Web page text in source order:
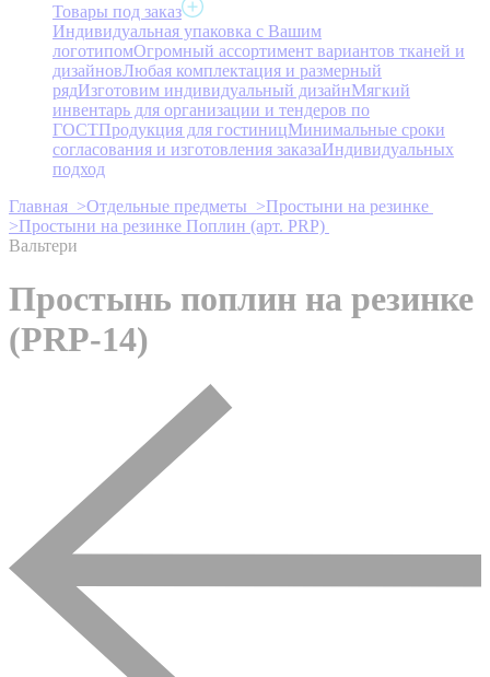
Товары под заказ
Индивидуальная упаковка с Вашим
логотипомОгромный ассортимент вариантов тканей и
дизайновЛюбая комплектация и размерный
рядИзготовим индивидуальный дизайнМягкий
инвентарь для организации и тендеров по
ГОСТПродукция для гостиницМинимальные сроки
согласования и изготовления заказаИндивидуальных
подход
Главная >Отдельные предметы >Простыни на резинке
>Простыни на резинке Поплин (арт. PRP)
Вальтери
Простынь поплин на резинке
(PRP-14)